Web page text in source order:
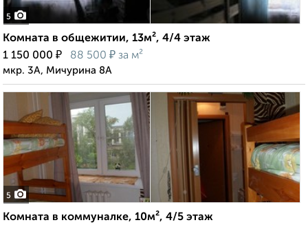
5
Комната в общежитии, 13м², 4/4 этаж
1 150 000 ₽ 88 500 ₽ за м²
мкр. 3А, Мичурина 8А
5
Комната в коммуналке, 10м², 4/5 этаж